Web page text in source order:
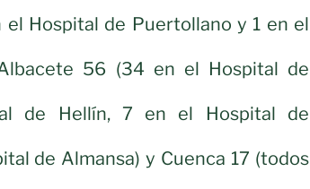
el Hospital de Puertollano y 1 en el
56 (34 en el Hospital de
de Hellín, 7 en el Hospital de
de Almansa) y Cuenca 17 (todos